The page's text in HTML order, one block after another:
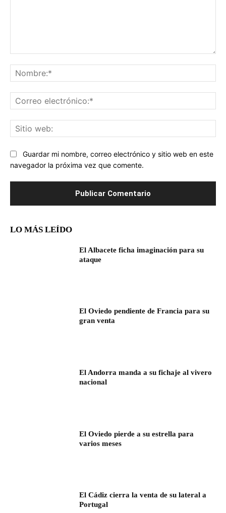
Guardar mi nombre, correo electrónico y sitio web en este
navegador la próxima vez que comente.
LO MÁS LEÍDO
El Albacete ficha imaginación para su
ataque
El Oviedo pendiente de Francia para su
gran venta
El Andorra manda a su fichaje al vivero
nacional
El Oviedo pierde a su estrella para
varios meses
El Cádiz cierra la venta de su lateral a
Portugal